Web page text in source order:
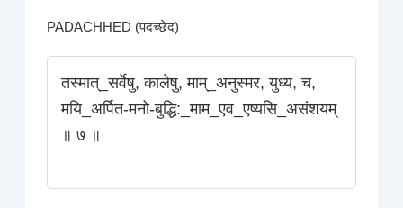
PADACHHED (पदच्छेद)
तस्मात्_सर्वेषु, कालेषु, माम्_अनुस्मर, युध्य, च,
मयि_अर्पित-मनो-बुद्धि:_माम_एव_एष्यसि_असंशयम्‌
॥ ७ ॥